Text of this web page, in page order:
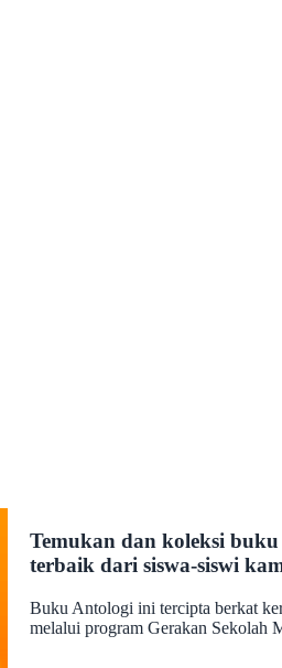
Temukan dan koleksi
terbaik dari siswa-siswi
Buku Antologi ini tercipta berkat
melalui program Gerakan Sekolah